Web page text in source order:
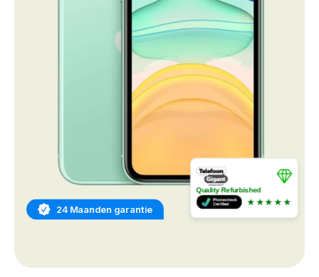
24 Maanden garantie
Quality Refurbished
★★★★★